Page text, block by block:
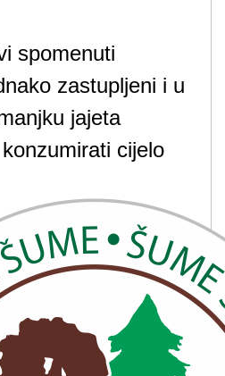
spomenuti
zastupljeni i u
jajeta
cijelo